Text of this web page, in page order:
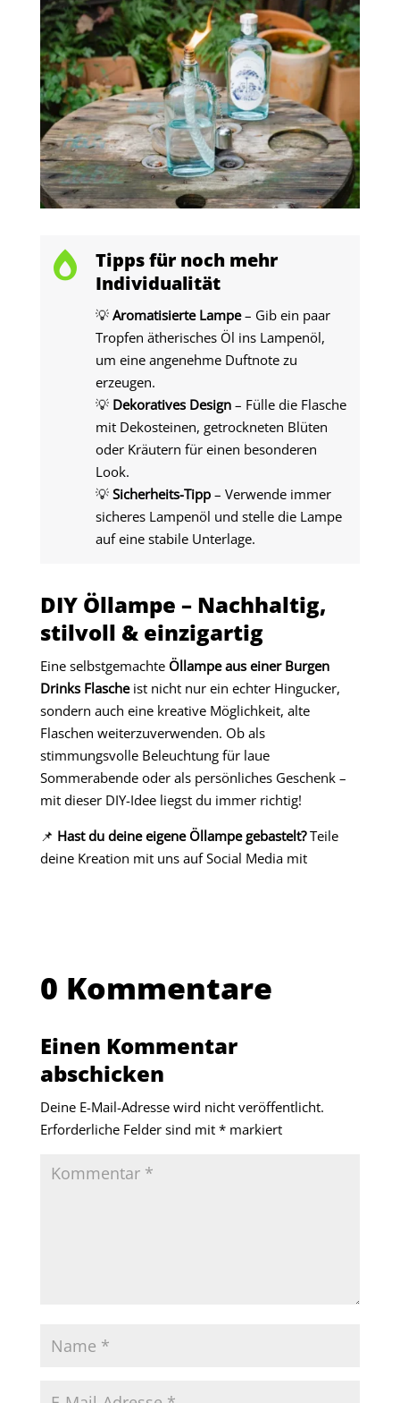

Tipps für noch mehr
Individualität
💡 Aromatisierte Lampe– Gib ein paar
Tropfen ätherisches Öl ins Lampenöl,
um eine angenehme Duftnote zu
erzeugen.
💡 Dekoratives Design– Fülle die Flasche
mit Dekosteinen, getrockneten Blüten
oder Kräutern für einen besonderen
Look.
💡 Sicherheits-Tipp– Verwende immer
sicheres Lampenöl und stelle die Lampe
auf eine stabile Unterlage.
DIY Öllampe – Nachhaltig,
stilvoll & einzigartig
Eine selbstgemachte Öllampe aus einer Burgen
Drinks Flascheist nicht nur ein echter Hingucker,
sondern auch eine kreative Möglichkeit, alte
Flaschen weiterzuverwenden. Ob als
stimmungsvolle Beleuchtung für laue
Sommerabende oder als persönliches Geschenk –
mit dieser DIY-Idee liegst du immer richtig!
📌 Hast du deine eigene Öllampe gebastelt?Teile
deine Kreation mit uns auf Social Media mit
0 Kommentare
Einen Kommentar
abschicken
Deine E-Mail-Adresse wird nicht veröffentlicht.
Erforderliche Felder sind mit *markiert